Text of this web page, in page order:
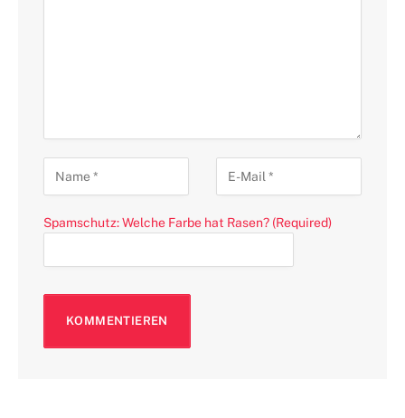
Spamschutz: Welche Farbe hat Rasen? (Required)